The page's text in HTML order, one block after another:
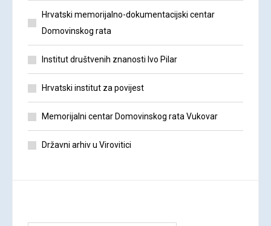
Hrvatski memorijalno-dokumentacijski centar
Domovinskog rata
Institut društvenih znanosti Ivo Pilar
Hrvatski institut za povijest
Memorijalni centar Domovinskog rata Vukovar
Državni arhiv u Virovitici